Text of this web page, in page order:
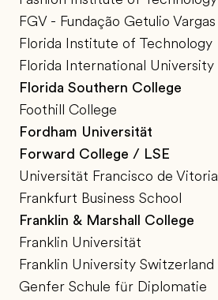
FGV - Fundação Getulio Vargas
Florida Institute of Technology
Florida International University
Florida Southern College
Foothill College
Fordham Universität
Forward College / LSE
Universität Francisco de Vitoria
Frankfurt Business School
Franklin & Marshall College
Franklin Universität
Franklin University Switzerland
Genfer Schule für Diplomatie